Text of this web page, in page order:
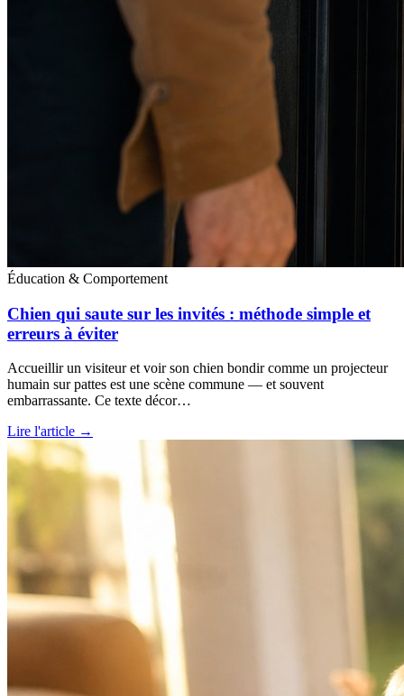
Éducation & Comportement
Chien qui saute sur les invités : méthode simple et
erreurs à éviter
Accueillir un visiteur et voir son chien bondir comme un projecteur
humain sur pattes est une scène commune — et souvent
embarrassante. Ce texte décor…
Lire l'article →